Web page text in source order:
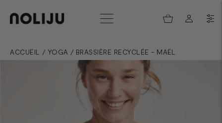
ACCUEIL / YOGA / BRASSIÈRE RECYCLÉE - MAËL